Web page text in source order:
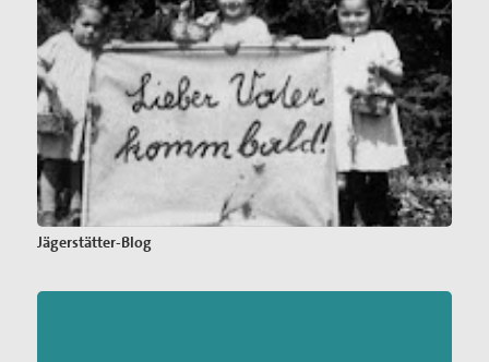
Jägerstätter-Blog